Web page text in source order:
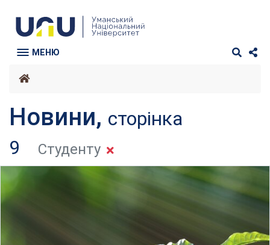
МЕНЮ
Новини, сторінка
9
Студенту